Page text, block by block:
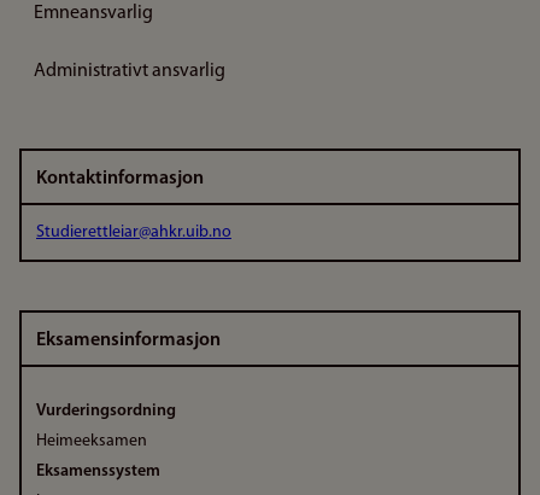
Emneansvarlig
Administrativt ansvarlig
Kontaktinformasjon
Studierettleiar@ahkr.uib.no
Eksamensinformasjon
Vurderingsordning
Heimeeksamen
Eksamenssystem